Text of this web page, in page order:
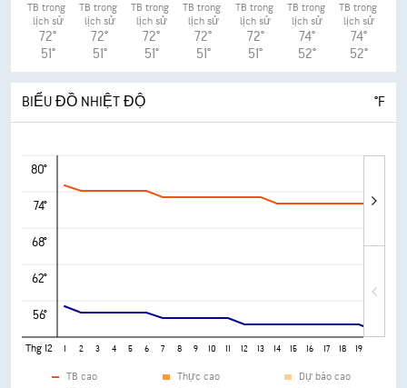
TB trong
lịch sử
72°
51°
TB trong
lịch sử
72°
51°
TB trong
lịch sử
72°
51°
TB trong
lịch sử
72°
51°
TB trong
lịch sử
72°
51°
TB trong
lịch sử
74°
52°
TB trong
lịch sử
74°
52°
BIỂU ĐỒ NHIỆT ĐỘ °F
80°
74°
68°
62°
56°
Thg 12 1 2 3 4 5 6 7 8 9 10 11 12 13 14 15 16 17 18 19
TB cao
Thực cao
Dự báo cao